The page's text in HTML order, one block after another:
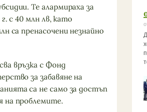
Те алармираха за
с 40 млн лв, като
са пренасочени незнайно
връзка с Фонд
за забавяне на
са не само за достъп
на проблемите.